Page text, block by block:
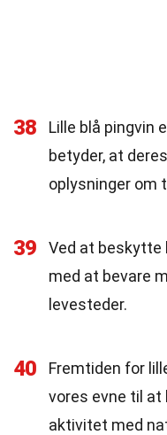
38
Lille blå pingvin
betyder, at
oplysninger om
39
Ved at beskytte
med at bevare
levesteder.
40
Fremtiden for
vores evne til at
aktivitet med